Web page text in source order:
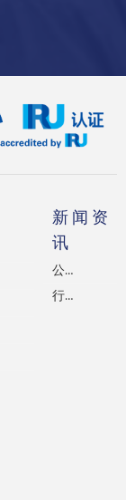
新闻资
讯
公司新闻
行业新闻